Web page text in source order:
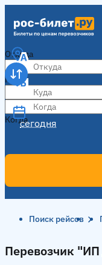
Откуда
Куда
Когда
сегодня
Когда
Поиск рейсов
Перевозчик
Перевозчик